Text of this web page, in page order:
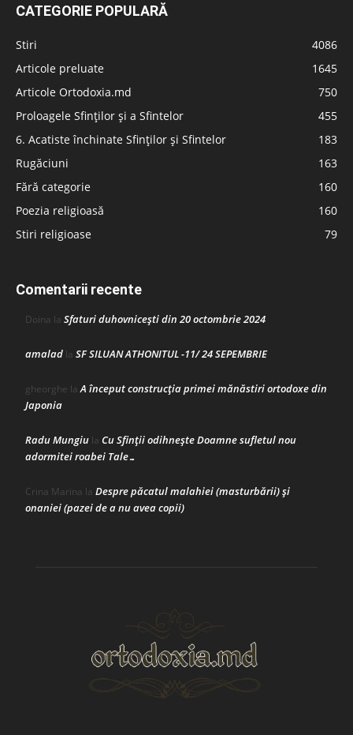
CATEGORIE POPULARĂ
Stiri
4086
Articole preluate
1645
Articole Ortodoxia.md
750
Proloagele Sfinților și a Sfintelor
455
6. Acatiste închinate Sfinților și Sfintelor
183
Rugăciuni
163
Fără categorie
160
Poezia religioasă
160
Stiri religioase
79
Comentarii recente
Doina la Sfaturi duhovnicești din 20 octombrie 2024
amalad la SF SILUAN ATHONITUL -11/ 24 SEPEMBRIE
gheorghe laA început construcţia primei mănăstiri ortodoxe din
Japonia
Radu Mungiu la Cu Sfinții odihnește Doamne sufletul nou
adormitei roabei Tale…
Crina Marina la Despre păcatul malahiei (masturbării) şi
onaniei (pazei de a nu avea copii)